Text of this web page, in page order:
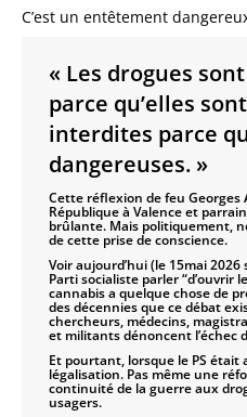
C’est un entêtement
« Les drogues
parce qu’elles
interdites parce
dangereuses. »
Cette réflexion de feu Georges
République à Valence et
brûlante. Mais politiquement,
de cette prise de conscience.
Voir aujourd’hui (le 15mai
Parti socialiste parler “d’ouvrir
cannabis a quelque chose de
des décennies que ce débat
chercheurs, médecins,
et militants dénoncent l’échec
Et pourtant, lorsque le PS était
légalisation. Pas même une
continuité de la guerre aux
usagers.